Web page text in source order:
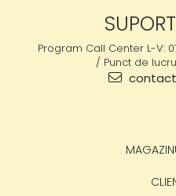
Program Call Center L-V:
/ Punct de